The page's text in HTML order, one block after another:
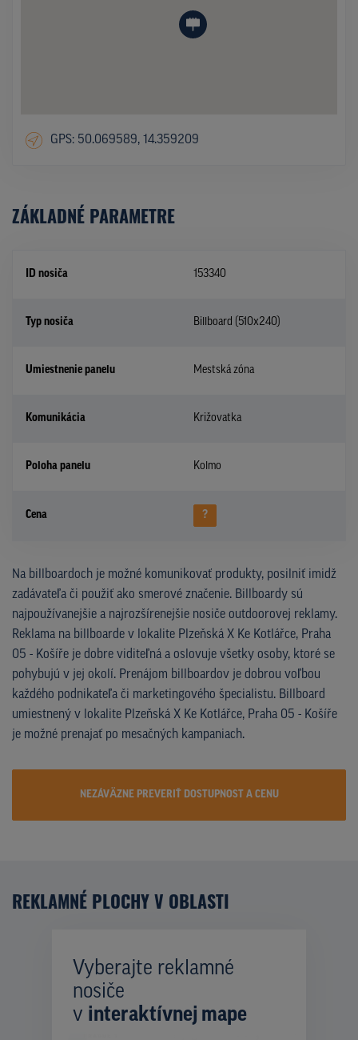
GPS: 50.069589, 14.359209
ZÁKLADNÉ PARAMETRE
ID nosiča 153340
Typ nosiča Billboard (510x240)
Umiestnenie panelu Mestská zóna
Komunikácia Križovatka
Poloha panelu Kolmo
Cena ?
Na billboardoch je možné komunikovať produkty, posilniť imidž
zadávateľa či použiť ako smerové značenie. Billboardy sú
najpoužívanejšie a najrozšírenejšie nosiče outdoorovej reklamy.
Reklama na billboarde v lokalite Plzeňská X Ke Kotlářce, Praha
05 - Košíře je dobre viditeľná a oslovuje všetky osoby, ktoré se
pohybujú v jej okolí. Prenájom billboardov je dobrou voľbou
každého podnikateľa či marketingového špecialistu. Billboard
umiestnený v lokalite Plzeňská X Ke Kotlářce, Praha 05 - Košíře
je možné prenajať po mesačných kampaniach.
NEZÁVÄZNE PREVERIŤ DOSTUPNOST A CENU
REKLAMNÉ PLOCHY V OBLASTI
Vyberajte reklamné
nosiče
v interaktívnej mape